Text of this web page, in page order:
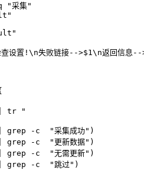
"采集"
置!\n失败链接-->$1\n返回信息--
tr "
-c  "采集成功")
-c  "更新数据")
-c  "无需更新")
-c  "跳过")